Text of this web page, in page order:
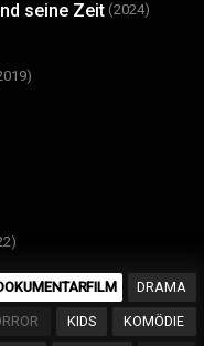
DRAMA
KIDS KOMÖDIE
seine Zeit (2024)